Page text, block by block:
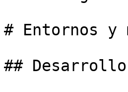
# Entornos y
## Desarrollo